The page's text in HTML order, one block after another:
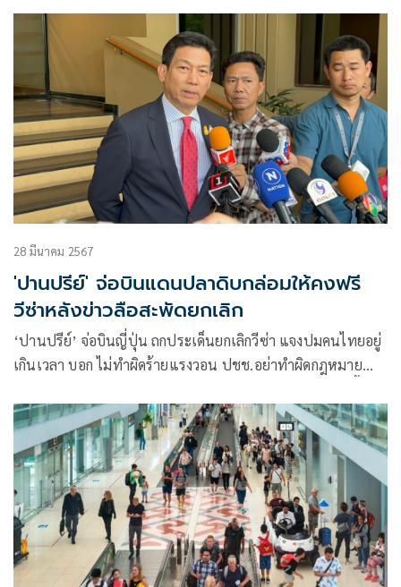
28 มีนาคม 2567
'ปานปรีย์' จ่อบินแดนปลาดิบกล่อมให้คงฟรี
วีซ่าหลังข่าวลือสะพัดยกเลิก
‘ปานปรีย์’​ จ่อบิน​ญี่ปุ่น​ ถกประเด็นยกเลิกวีซ่า​ แจงปมคนไทยอยู่
เกินเวลา บอก​ ไม่ทำผิดร้ายแรง​วอน​ ปชช.​อย่าทำผิดกฎหมาย​